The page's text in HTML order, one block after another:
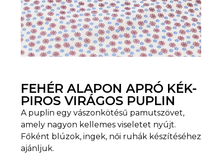
FEHÉR ALAPON APRÓ KÉK-
PIROS VIRÁGOS PUPLIN
A puplin egy vászonkötésű pamutszövet,
amely nagyon kellemes viseletet nyújt.
Főként blúzok, ingek, női ruhák készítéséhez
ajánljuk.